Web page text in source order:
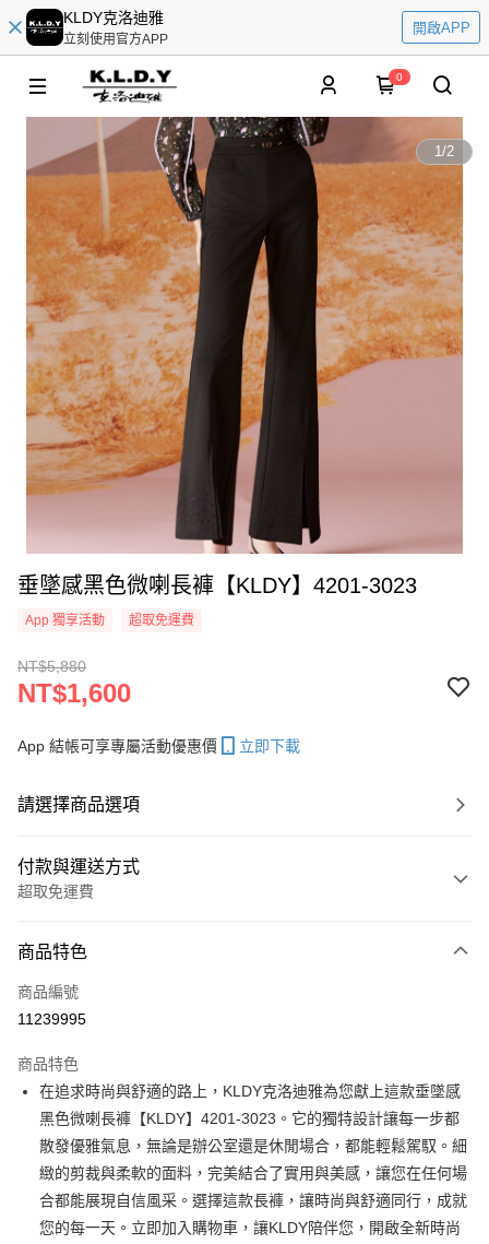
KLDY克洛迪雅
立刻使用官方APP
開啟APP
0
1/2
垂墜感黑色微喇長褲【KLDY】4201-3023
App 獨享活動 超取免運費
NT$5,880
NT$1,600
App 結帳可享專屬活動優惠價 立即下載
請選擇商品選項
付款與運送方式
超取免運費
信用卡一次付款
超商取貨付款
運送方式
全家取貨付款
免運費
付款後全家取貨
免運費
商品特色
商品編號
11239995
商品特色
在追求時尚與舒適的路上，KLDY克洛迪雅為您獻上這款垂墜感
黑色微喇長褲【KLDY】4201-3023。它的獨特設計讓每一步都
散發優雅氣息，無論是辦公室還是休閒場合，都能輕鬆駕馭。細
緻的剪裁與柔軟的面料，完美結合了實用與美感，讓您在任何場
合都能展現自信風采。選擇這款長褲，讓時尚與舒適同行，成就
您的每一天。立即加入購物車，讓KLDY陪伴您，開啟全新時尚